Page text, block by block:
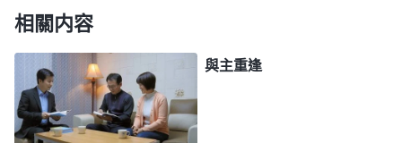
下來才産生的。最初的聖經只是舊約聖經，主耶穌的
作工與説話都超出了舊約聖經，如果按『超出聖經就
是异端』説法，那我們豈不把主耶穌給定罪了嗎？弟
兄姊妹，從這些事實當中我們可以看到，『聖經之外
再没有神的作工、説話，超出聖經的就是异端』這種
相關内容
與主重逢